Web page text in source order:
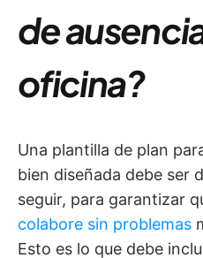
de
oficina?
Una plantilla de plan
bien diseñada debe ser
seguir, para garantizar
colabore sin problemas
Esto es lo que debe